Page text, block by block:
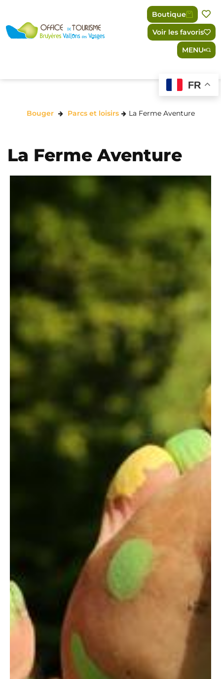
Boutique
Voir les favoris
MENU
FR
Bouger Parcs et loisirs La Ferme Aventure
La Ferme Aventure